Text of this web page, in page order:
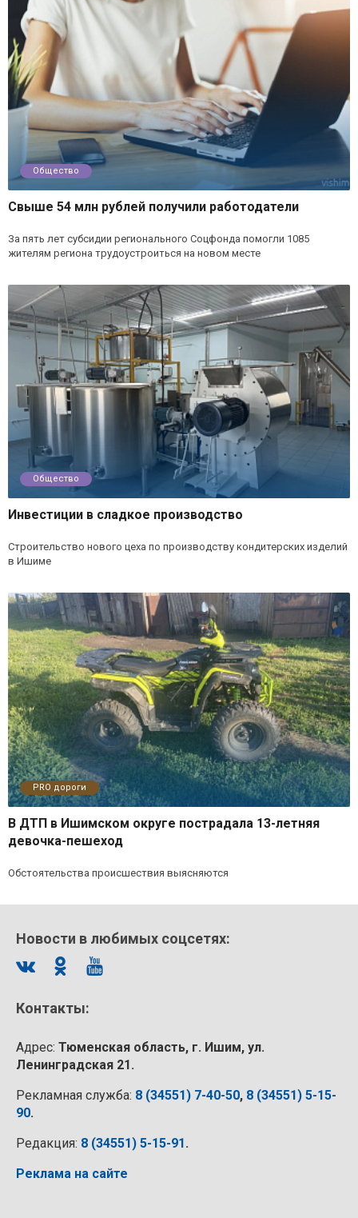
Общество
Свыше 54 млн рублей получили работодатели
За пять лет субсидии регионального Соцфонда помогли 1085
жителям региона трудоустроиться на новом месте
Общество
Инвестиции в сладкое производство
Строительство нового цеха по производству кондитерских изделий
в Ишиме
PRO дороги
В ДТП в Ишимском округе пострадала 13-летняя
девочка-пешеход
Обстоятельства происшествия выясняются
Новости в любимых соцсетях:
Контакты:
Адрес: Тюменская область, г. Ишим, ул.
Ленинградская 21.
Рекламная служба: 8 (34551) 7-40-50, 8 (34551) 5-15-
90.
Редакция: 8 (34551) 5-15-91.
Реклама на сайте